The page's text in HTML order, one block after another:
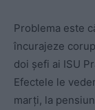
Problema este
încurajeze
doi șefi ai ISU
Efectele le
marți, la